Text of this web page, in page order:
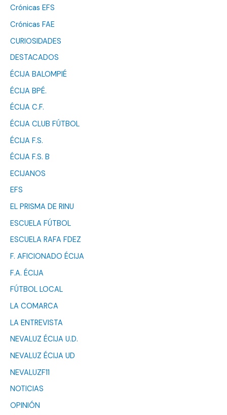
Crónicas EFS
Crónicas FAE
CURIOSIDADES
DESTACADOS
ÉCIJA BALOMPIÉ
ÉCIJA BPÉ.
ÉCIJA C.F.
ÉCIJA CLUB FÚTBOL
ÉCIJA F.S.
ÉCIJA F.S. B
ECIJANOS
EFS
EL PRISMA DE RINU
ESCUELA FÚTBOL
ESCUELA RAFA FDEZ
F. AFICIONADO ÉCIJA
F.A. ÉCIJA
FÚTBOL LOCAL
LA COMARCA
LA ENTREVISTA
NEVALUZ ÉCIJA U.D.
NEVALUZ ÉCIJA UD
NEVALUZF11
NOTICIAS
OPINIÓN